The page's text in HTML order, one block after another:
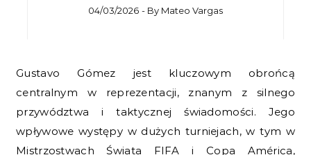
04/03/2026 - By Mateo Vargas
Gustavo Gómez jest kluczowym obrońcą
centralnym w reprezentacji, znanym z silnego
przywództwa i taktycznej świadomości. Jego
wpływowe występy w dużych turniejach, w tym w
Mistrzostwach Świata FIFA i Copa América,